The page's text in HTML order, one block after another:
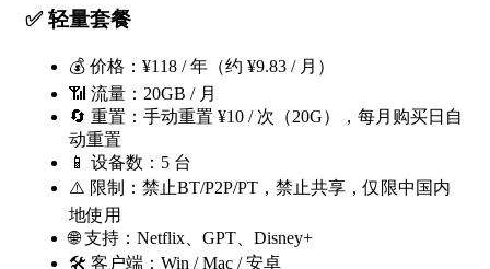
✅轻量套餐
💰 价格：¥118 / 年（约 ¥9.83 / 月）
📶 流量：20GB / 月
🔄 重置：手动重置 ¥10 / 次（20G），每月购买日自
动重置
📱 设备数：5 台
⚠️ 限制：禁止BT/P2P/PT，禁止共享，仅限中国内
地使用
🌐 支持：Netflix、GPT、Disney+
🛠 客户端：Win / Mac / 安卓